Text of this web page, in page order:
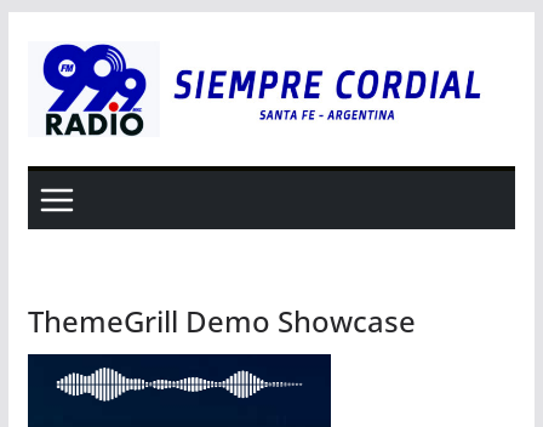
contenido
ThemeGrill Demo Showcase